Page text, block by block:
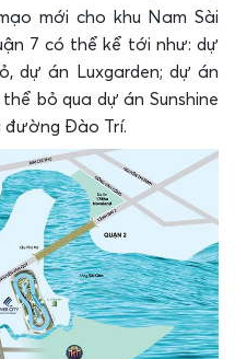
mới cho khu Nam Sài
7 có thể kể tới như: dự
dự án Luxgarden; dự án
thể bỏ qua dự án Sunshine
đường Đào Trí.